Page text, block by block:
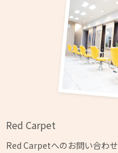
Red Carpet
Red Carpetへの お問い合わ